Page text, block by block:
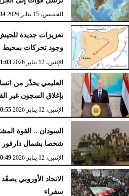
الخميس، 15 يناير 2026
تعزيزات جديدة
وجود تحركات بمحيط
الإثنين، 12 يناير 2026 11:03
العليمي يحذّر من
بإغلاق السجون غير
الإثنين، 12 يناير 2026 10:55
شخصا بشمال دارفور
الإثنين، 12 يناير 2026 10:49
سفراء